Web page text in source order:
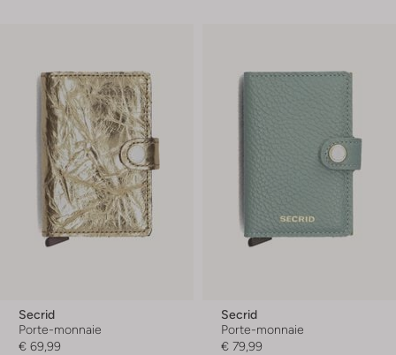
Secrid
Porte-monnaie
€ 69,99
Secrid
Porte-monnaie
€ 79,99